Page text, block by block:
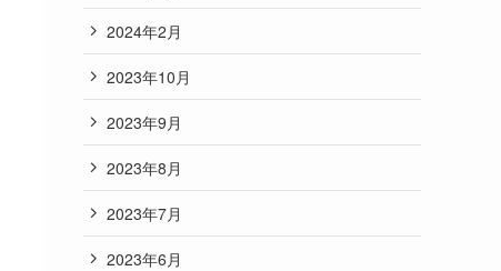
2024年2月
2023年10月
2023年9月
2023年8月
2023年7月
2023年6月